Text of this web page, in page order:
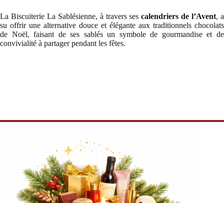
La Biscuiterie La Sablésienne, à travers sescalendriers de l’Avent, a
su offrir une alternative douce et élégante aux traditionnels chocolats
de Noël, faisant de ses sablés un symbole de gourmandise et de
convivialité à partager pendant les fêtes.